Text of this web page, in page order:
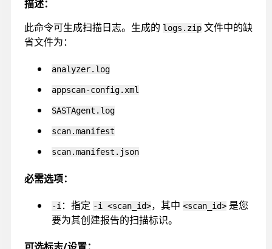
描述：
此命令可生成扫描日志。生成的 logs.zip 文件中的缺
省文件为：
analyzer.log
appscan-config.xml
SASTAgent.log
scan.manifest
scan.manifest.json
必需选项：
-i ：指定 -i <scan_id>，其中 <scan_id> 是您
要为其创建报告的扫描标识。
可选标志/设置：